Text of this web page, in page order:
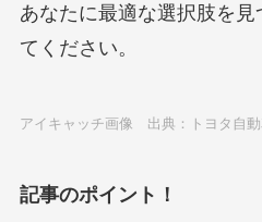
あなたに最適な選択肢を
てください。
アイキャッチ画像 出典：トヨタ自動
記事のポイント！